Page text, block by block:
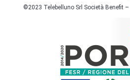
©2023 Telebelluno Srl Società Benefit